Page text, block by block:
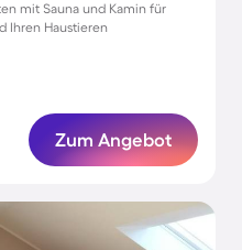
mit Sauna und Kamin für
Ihren Haustieren
Zum Angebot